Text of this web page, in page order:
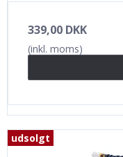
339,00 DKK
(inkl. moms)
udsolgt